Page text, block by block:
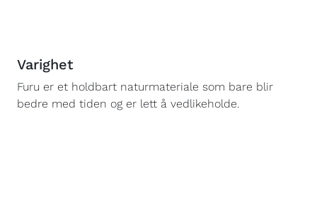
Varighet
Furu er et holdbart naturmateriale som bare blir
bedre med tiden og er lett å vedlikeholde.